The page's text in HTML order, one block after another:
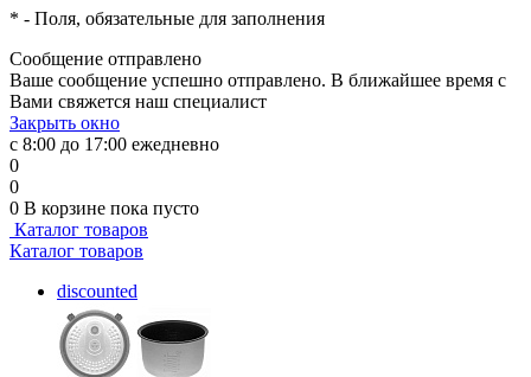
* - Поля, обязательные для заполнения
Сообщение отправлено
Ваше сообщение успешно отправлено. В ближайшее время с
Вами свяжется наш специалист
Закрыть окно
с 8:00 до 17:00 ежедневно
0
0
0 В корзине пока пусто
Каталог товаров
Каталог товаров
discounted